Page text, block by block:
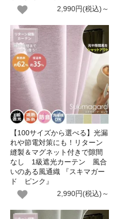
2,990円(税込)～
【100サイズから選べる】光漏
れや節電対策にも！リターン
縫製＆マグネット付きで隙間
なし 1級遮光カーテン 風合
いのある風通織 『スキマガー
ド ピンク』
2,990円(税込)～